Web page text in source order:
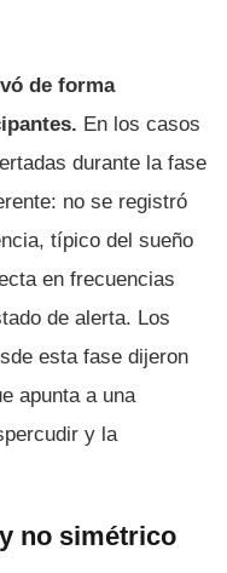
de forma
En los casos
durante la fase
no se registró
típico del sueño
en frecuencias
de alerta. Los
esta fase dijeron
apunta a una
y la
no simétrico